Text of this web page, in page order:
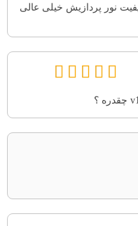
نور پردازیش خیلی عالی